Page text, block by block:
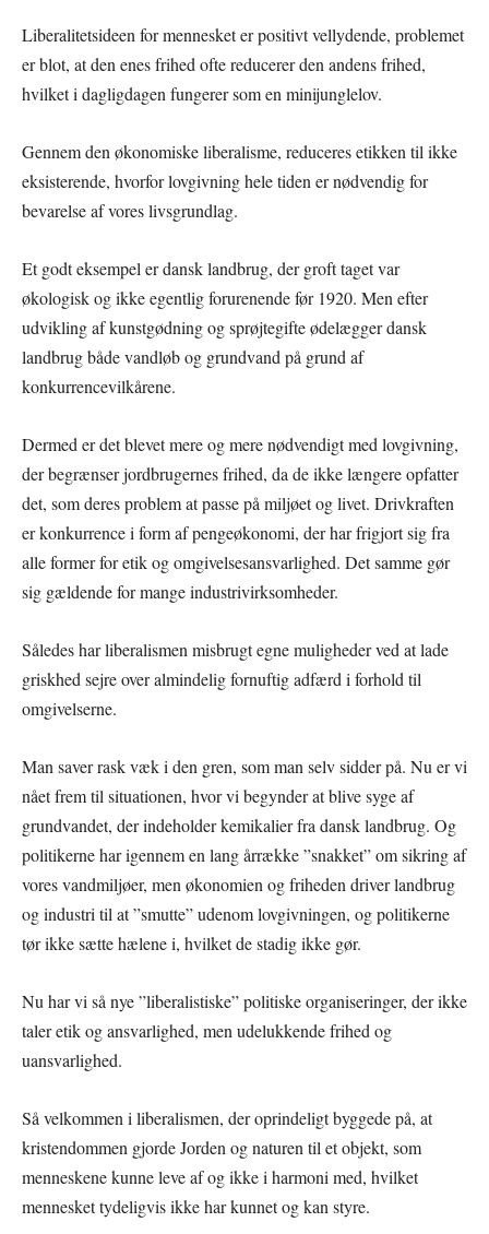
Liberalitetsideen for mennesket er positivt vellydende, problemet
er blot, at den enes frihed ofte reducerer den andens frihed,
hvilket i dagligdagen fungerer som en minijunglelov.
Gennem den økonomiske liberalisme, reduceres etikken til ikke
eksisterende, hvorfor lovgivning hele tiden er nødvendig for
bevarelse af vores livsgrundlag.
Et godt eksempel er dansk landbrug, der groft taget var
økologisk og ikke egentlig forurenende før 1920. Men efter
udvikling af kunstgødning og sprøjtegifte ødelægger dansk
landbrug både vandløb og grundvand på grund af
konkurrencevilkårene.
Dermed er det blevet mere og mere nødvendigt med lovgivning,
der begrænser jordbrugernes frihed, da de ikke længere opfatter
det, som deres problem at passe på miljøet og livet. Drivkraften
er konkurrence i form af pengeøkonomi, der har frigjort sig fra
alle former for etik og omgivelsesansvarlighed. Det samme gør
sig gældende for mange industrivirksomheder.
Således har liberalismen misbrugt egne muligheder ved at lade
griskhed sejre over almindelig fornuftig adfærd i forhold til
omgivelserne.
Man saver rask væk i den gren, som man selv sidder på. Nu er vi
nået frem til situationen, hvor vi begynder at blive syge af
grundvandet, der indeholder kemikalier fra dansk landbrug. Og
politikerne har igennem en lang årrække ”snakket” om sikring af
vores vandmiljøer, men økonomien og friheden driver landbrug
og industri til at ”smutte” udenom lovgivningen, og politikerne
tør ikke sætte hælene i, hvilket de stadig ikke gør.
Nu har vi så nye ”liberalistiske” politiske organiseringer, der ikke
taler etik og ansvarlighed, men udelukkende frihed og
uansvarlighed.
Så velkommen i liberalismen, der oprindeligt byggede på, at
kristendommen gjorde Jorden og naturen til et objekt, som
menneskene kunne leve af og ikke i harmoni med, hvilket
mennesket tydeligvis ikke har kunnet og kan styre.